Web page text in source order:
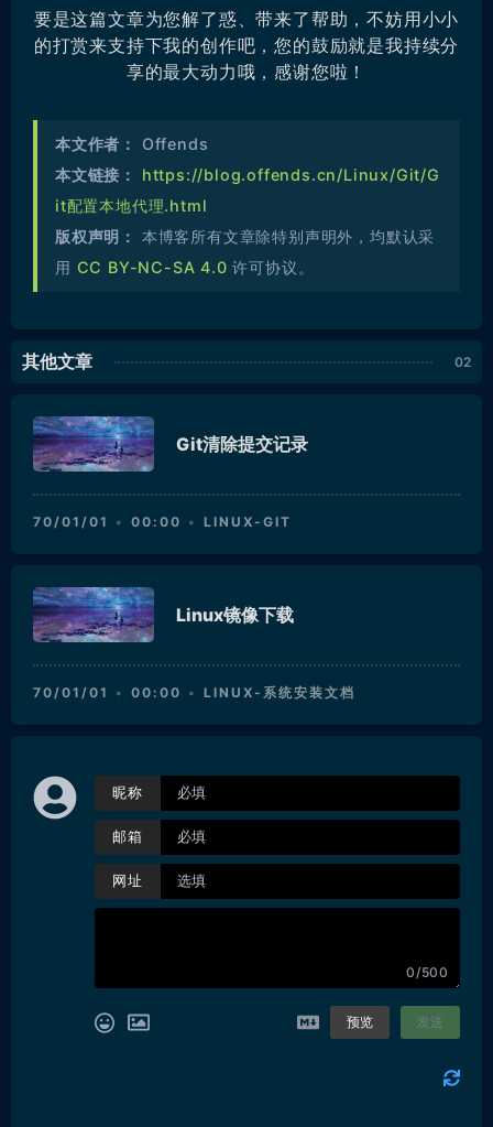
要是这篇文章为您解了惑、带来了帮助，不妨用小小
的打赏来支持下我的创作吧，您的鼓励就是我持续分
享的最大动力哦，感谢您啦！
本文作者：
Offends
本文链接：
https://blog.offends.cn/Linux/Git/G
it配置本地代理.html
版权声明：
本博客所有文章除特别声明外，均默认采
用 CC BY-NC-SA 4.0 许可协议。
其他文章
Git清除提交记录
70/01/01 00:00 LINUX-GIT
Linux镜像下载
70/01/01 00:00 LINUX-系统安装文档
昵称
邮箱
网址
0/500
预览 发送